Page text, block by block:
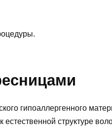
гипоаллергенного
структуре